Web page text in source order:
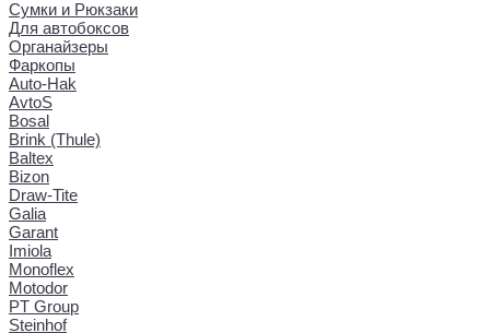
Сумки и Рюкзаки
Для автобоксов
Органайзеры
Фаркопы
Auto-Hak
AvtoS
Bosal
Brink (Thule)
Baltex
Bizon
Draw-Tite
Galia
Garant
Imiola
Monoflex
Motodor
PT Group
Steinhof